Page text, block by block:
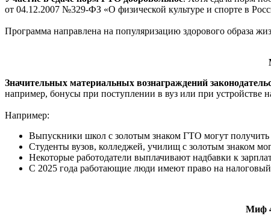
от 04.12.2007 №329-ФЗ «О физической культуре и спорте в
Программа направлена на популяризацию здорового образа
Значительных материальных вознаграждений
например, бонусы при поступлении в вуз или при устройстве
Например:
Выпускники школ с золотым знаком ГТО могут
Студенты вузов, колледжей, училищ с золотым знаком
Некоторые работодатели выплачивают надбавки к
С 2025 года работающие люди имеют право на
Миф